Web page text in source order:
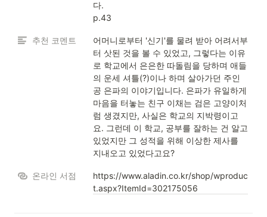
다.
p.43
추천 코멘트
어머니로부터 '신기'를 물려 받아 어려서부
터 삿된 것을 볼 수 있었고, 그렇다는 이유
로 학교에서 은은한 따돌림을 당하며 애들
의 운세 셔틀(?)이나 하며 살아가던 주인
공 은파의 이야기입니다. 은파가 유일하게
마음을 터놓는 친구 이채는 검은 고양이처
럼 생겼지만, 사실은 학교의 지박령이고
요. 그런데 이 학교, 공부를 잘하는 건 알고
있었지만 그 성적을 위해 이상한 제사를
지내오고 있었다고요?
온라인 서점
https://www.aladin.co.kr/shop/wproduc
t.aspx?ItemId=302175056